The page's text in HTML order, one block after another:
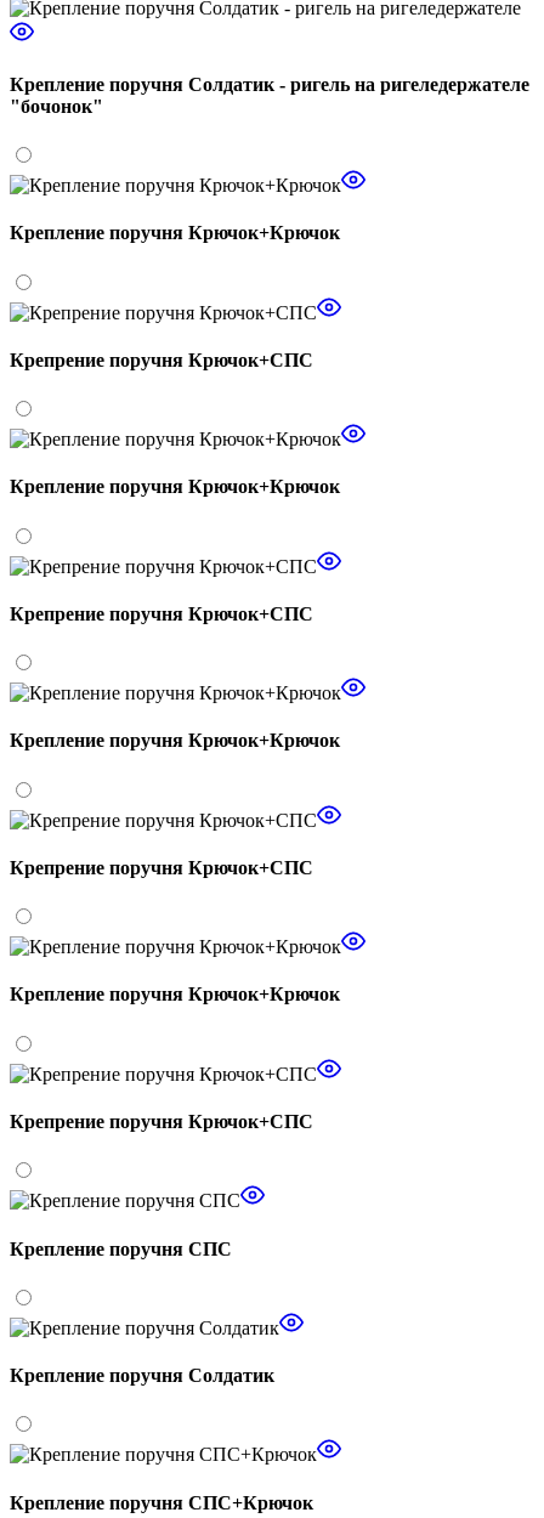
Крепление поручня Солдатик - ригель на ригеледержателе
"бочонок"
Крепление поручня Крючок+Крючок
Крепрение поручня Крючок+СПС
Крепление поручня Крючок+Крючок
Крепрение поручня Крючок+СПС
Крепление поручня Крючок+Крючок
Крепрение поручня Крючок+СПС
Крепление поручня Крючок+Крючок
Крепрение поручня Крючок+СПС
Крепление поручня СПС
Крепление поручня Солдатик
Крепление поручня СПС+Крючок